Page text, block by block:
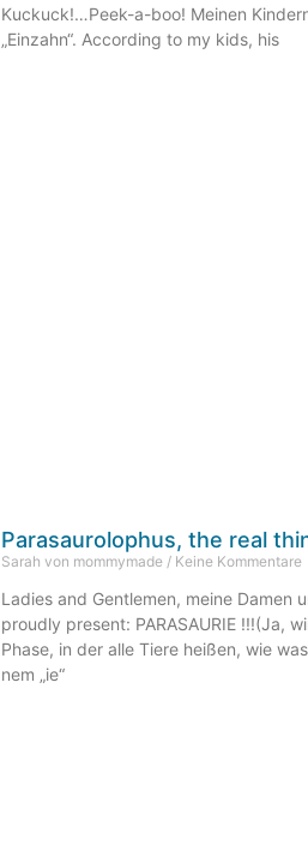
Kuckuck!…Peek-a-boo! Meinen
„Einzahn“. According to my kids, his
Parasaurolophus, the real
Sarah von mommymade Keine Kommentare
Ladies and Gentlemen, meine Damen
proudly present: PARASAURIE !!!(Ja,
Phase, in der alle Tiere heißen, wie
nem „ie“